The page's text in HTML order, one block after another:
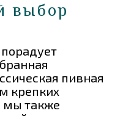
пивная
крепких
мы также
выбор